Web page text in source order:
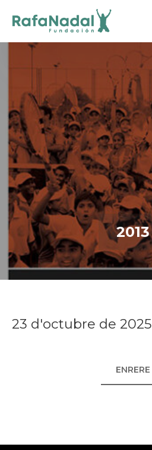
2013
23 d'octubre de 2025
ENRERE